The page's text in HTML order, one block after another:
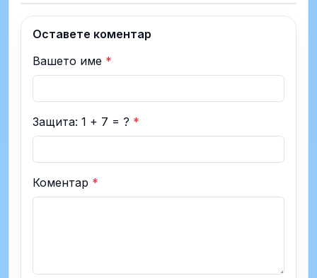
Оставете коментар
Вашето име *
Защита: 1 + 7 = ? *
Коментар *